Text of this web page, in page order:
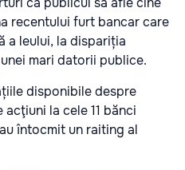
recentului furt bancar care
a leului, la dispariția
mari datorii publice.
disponibile despre
la cele 11 bănci
întocmit un raiting al